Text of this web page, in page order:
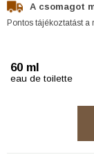
A csomagot
Pontos tájékoztatást
60 ml
eau de toilette